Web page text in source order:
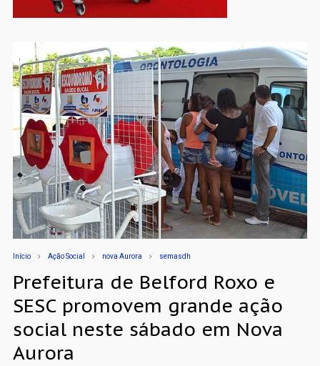
Início Ação Social nova Aurora semasdh
Prefeitura de Belford Roxo e
SESC promovem grande ação
social neste sábado em Nova
Aurora